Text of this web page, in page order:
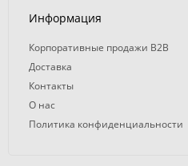
Информация
Корпоративные продажи B2B
Доставка
Контакты
О нас
Политика конфиденциальности